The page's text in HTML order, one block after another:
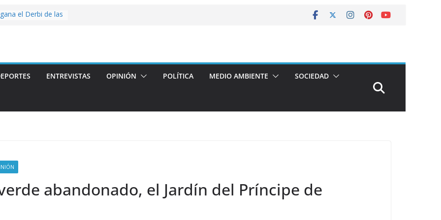
el Derbi de las
de la vergüenza
ENTREVISTAS OPINIÓN POLÍTICA MEDIO AMBIENTE SOCIEDAD
abandonado, el Jardín del Príncipe de